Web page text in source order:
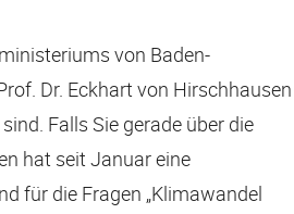
von Baden-
Dr. Eckhart von Hirschhausen
Falls Sie gerade über die
hat seit Januar eine
für die Fragen „Klimawandel